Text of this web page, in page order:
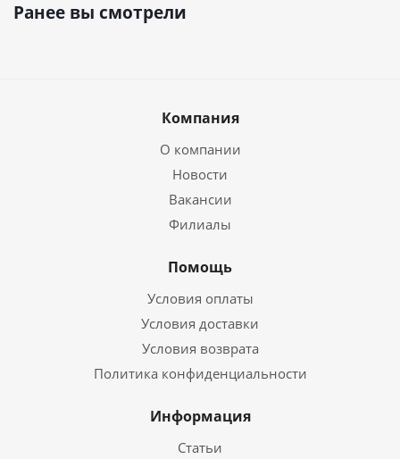
Ранее вы смотрели
Компания
О компании
Новости
Вакансии
Филиалы
Помощь
Условия оплаты
Условия доставки
Условия возврата
Политика конфиденциальности
Информация
Статьи